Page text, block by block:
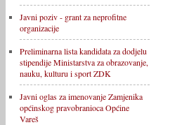
Javni poziv - grant za neprofitne
organizacije
Preliminarna lista kandidata za dodjelu
stipendije Ministarstva za obrazovanje,
nauku, kulturu i sport ZDK
Javni oglas za imenovanje Zamjenika
općinskog pravobranioca Općine
Vareš